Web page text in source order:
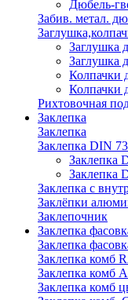
Дюбель-
Забив. метал.
Заглушка
Заглушка
Колпачки
Колпачки
Рихтовочная
Заклепка
Заклепка
Заклепка DIN
Заклепка
Заклепка с
Заклёпки
Заклепочник
Заклепка
Заклепка
Заклепка комб
Заклепка комб
Заклепка комб